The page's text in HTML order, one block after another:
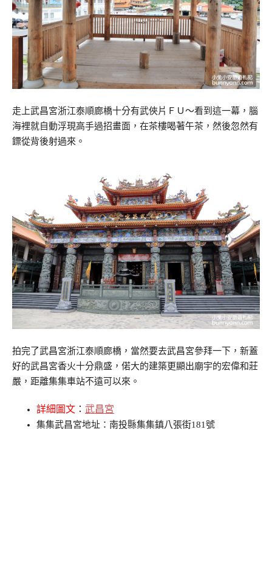
走上武昌宮浙江泰順廊橋十分有武俠片ＦＵ～看到這一幕，腦
海裡就自動浮現高手過招畫面，在茶樓喝著午茶，然後忽然有
鏢從背後射過來。
拍完了武昌宮浙江泰順廊橋，當然要去武昌宮參拜一下，新蓋
好的武昌宮香火十分鼎盛，偌大的建築更顯出廟宇的宏偉和莊
嚴，距離集集車站不遠可以來。
詳細圖文 ： 武昌宮
集集武昌宮地址：南投縣集集鎮八張街181號